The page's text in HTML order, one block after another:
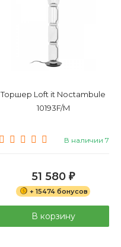
Торшер Loft it Noctambule
10193F/M
В наличии 7
51 580 ₽
+ 15474 бонусов
В корзину